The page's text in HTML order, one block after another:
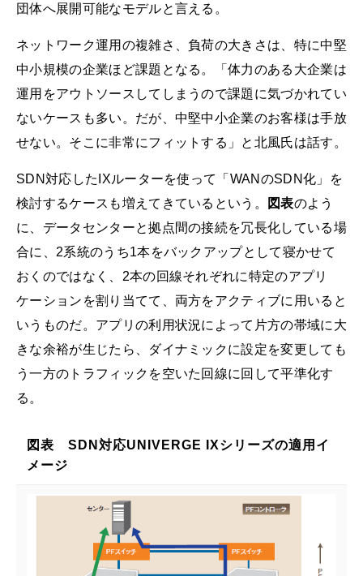
団体へ展開可能なモデルと言える。
ネットワーク運用の複雑さ、負荷の大きさは、特に中堅
中小規模の企業ほど課題となる。「体力のある大企業は
運用をアウトソースしてしまうので課題に気づかれてい
ないケースも多い。だが、中堅中小企業のお客様は手放
せない。そこに非常にフィットする」と北風氏は話す。
SDN対応したIXルーターを使って「WANのSDN化」を
検討するケースも増えてきているという。
図表のよう
に、データセンターと拠点間の接続を冗長化している場
合に、2系統のうち1本をバックアップとして寝かせて
おくのではなく、2本の回線それぞれに特定のアプリ
ケーションを割り当てて、両方をアクティブに用いると
いうものだ。アプリの利用状況によって片方の帯域に大
きな余裕が生じたら、ダイナミックに設定を変更しても
う一方のトラフィックを空いた回線に回して平準化す
る。
図表 SDN対応UNIVERGE IXシリーズの適用イ
メージ